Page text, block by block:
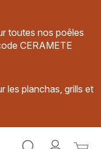
toutes nos poêles
CERAMETE
les planchas, grills et